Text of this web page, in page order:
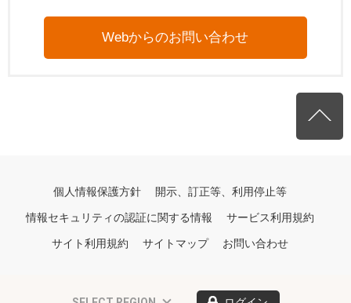
Webからのお問い合わせ
個人情報保護方針 開示、訂正等、利用停止等
情報セキュリティの認証に関する情報 サービス利用規約
サイト利用規約 サイトマップ お問い合わせ